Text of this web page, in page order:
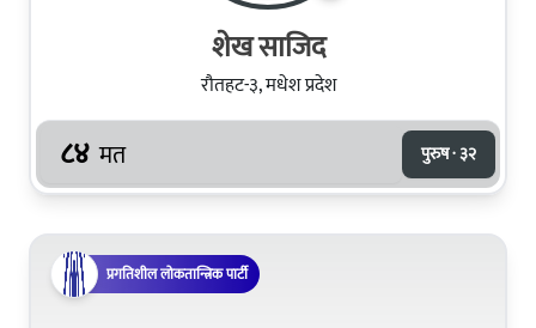
शेख साजिद
रौतहट-३, मधेश प्रदेश
८४ मत पुरुष · ३२
प्रगतिशील लोकतान्त्रिक पार्टी